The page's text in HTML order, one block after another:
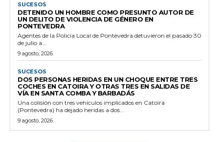
SUCESOS
DETENIDO UN HOMBRE COMO PRESUNTO AUTOR DE
UN DELITO DE VIOLENCIA DE GÉNERO EN
PONTEVEDRA
Agentes de la Policía Local de Pontevedra detuvieron el pasado 30
de julio a...
9 agosto, 2026
SUCESOS
DOS PERSONAS HERIDAS EN UN CHOQUE ENTRE TRES
COCHES EN CATOIRA Y OTRAS TRES EN SALIDAS DE
VÍA EN SANTA COMBA Y BARBADÁS
Una colisión con tres vehículos implicados en Catoira
(Pontevedra) ha dejado heridas a dos...
9 agosto, 2026